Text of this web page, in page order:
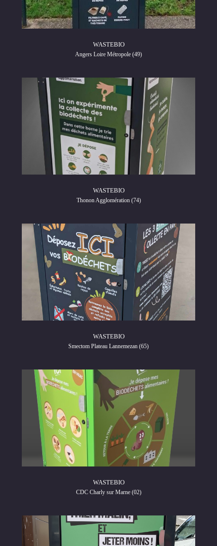
WASTEBIO
Angers Loire Métropole (49)
WASTEBIO
Thonon Agglomération (74)
WASTEBIO
Smectom Plateau Lannemezan (65)
WASTEBIO
CDC Charly sur Marne (02)